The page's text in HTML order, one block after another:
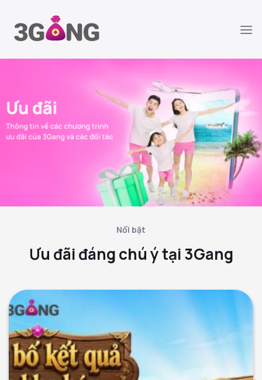
đến
Nổi bật
Ưu đãi đáng chú ý tại 3Gang